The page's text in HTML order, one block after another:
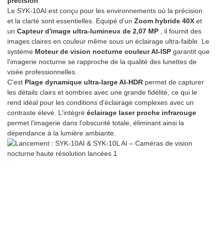
Le SYK-10AI est conçu pour les environnements où la précision
et la clarté sont essentielles. Equipé d'un Zoom hybride 40X et
un Capteur d'image ultra-lumineux de 2,07 MP , il fournit des
images claires en couleur même sous un éclairage ultra-faible. Le
système Moteur de vision nocturne couleur AI-ISP garantit que
l'imagerie nocturne se rapproche de la qualité des lunettes de
visée professionnelles.
C'est Plage dynamique ultra-large AI-HDR permet de capturer
les détails clairs et sombres avec une grande fidélité, ce qui le
rend idéal pour les conditions d'éclairage complexes avec un
contraste élevé. L'intégré éclairage laser proche infrarouge
permet l'imagerie dans l'obscurité totale, éliminant ainsi la
dépendance à la lumière ambiante.